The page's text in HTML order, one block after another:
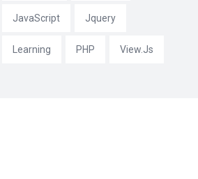
JavaScript Jquery
Learning PHP View.js